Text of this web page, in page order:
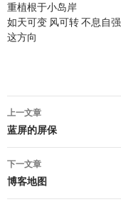
重植根于小岛岸
如天可变 风可转 不息自强
这方向
文
章
导
航
上一文章
蓝屏的屏保
下一文章
博客地图